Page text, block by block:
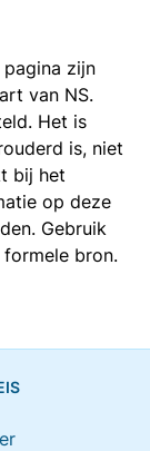
zijn
van NS.
Het is
is, niet
bij het
op deze
Gebruik
bron.